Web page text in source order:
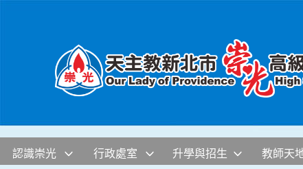
認識崇光 行政處室 升學與招生 教師天